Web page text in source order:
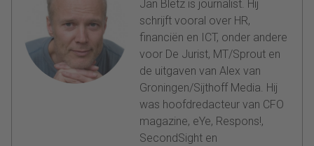
Jan Bletz is journalist. Hij
schrijft vooral over HR,
financiën en ICT, onder andere
voor De Jurist, MT/Sprout en
de uitgaven van Alex van
Groningen/Sijthoff Media. Hij
was hoofdredacteur van CFO
magazine, eYe, Respons!,
SecondSight en